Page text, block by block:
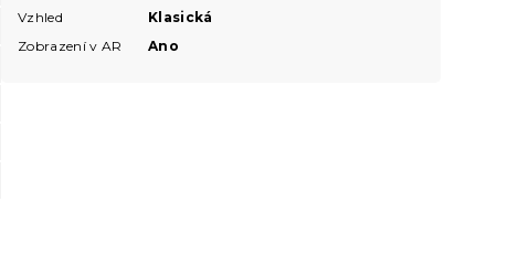
Vzhled
Klasická
Zobrazení v AR
Ano